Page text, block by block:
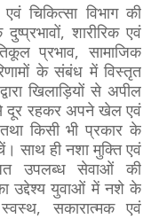
चिकित्सा विभाग की
शारीरिक एवं
प्रभाव, सामाजिक
के संबंध में विस्तृत
खिलाड़ियों से अपील
दूर रहकर अपने खेल एवं
किसी भी प्रकार के
साथ ही नशा मुक्ति एवं
उपलब्ध सेवाओं की
उद्देश्य युवाओं में नशे के
सकारात्मक एवं